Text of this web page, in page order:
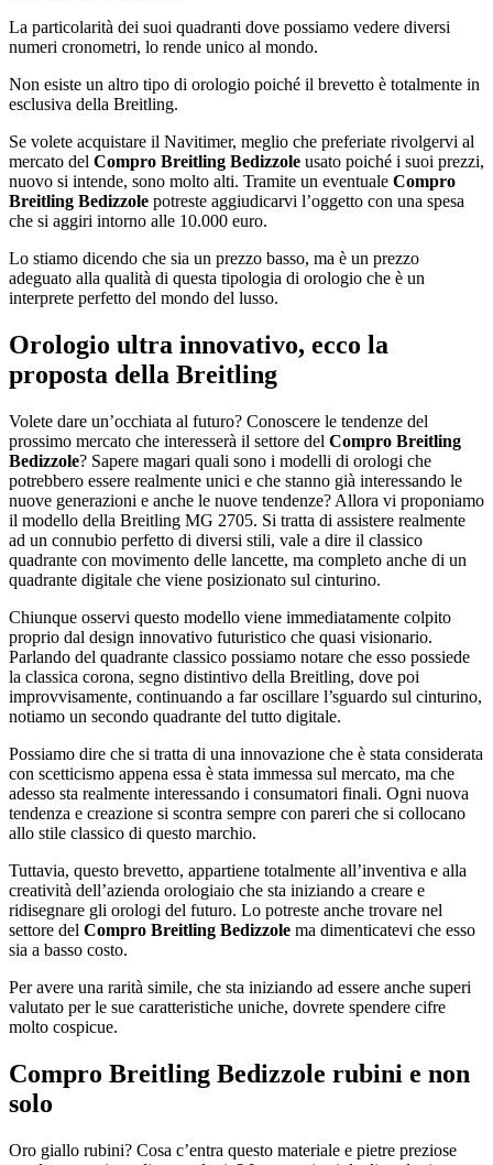
La particolarità dei suoi quadranti dove possiamo vedere diversi
numeri cronometri, lo rende unico al mondo.
Non esiste un altro tipo di orologio poiché il brevetto è totalmente in
esclusiva della Breitling.
Se volete acquistare il Navitimer, meglio che preferiate rivolgervi al
mercato del Compro Breitling Bedizzole usato poiché i suoi prezzi,
nuovo si intende, sono molto alti. Tramite un eventuale Compro
Breitling Bedizzole potreste aggiudicarvi l’oggetto con una spesa
che si aggiri intorno alle 10.000 euro.
Lo stiamo dicendo che sia un prezzo basso, ma è un prezzo
adeguato alla qualità di questa tipologia di orologio che è un
interprete perfetto del mondo del lusso.
Orologio ultra innovativo, ecco la
proposta della Breitling
Volete dare un’occhiata al futuro? Conoscere le tendenze del
prossimo mercato che interesserà il settore del Compro Breitling
Bedizzole? Sapere magari quali sono i modelli di orologi che
potrebbero essere realmente unici e che stanno già interessando le
nuove generazioni e anche le nuove tendenze? Allora vi proponiamo
il modello della Breitling MG 2705. Si tratta di assistere realmente
ad un connubio perfetto di diversi stili, vale a dire il classico
quadrante con movimento delle lancette, ma completo anche di un
quadrante digitale che viene posizionato sul cinturino.
Chiunque osservi questo modello viene immediatamente colpito
proprio dal design innovativo futuristico che quasi visionario.
Parlando del quadrante classico possiamo notare che esso possiede
la classica corona, segno distintivo della Breitling, dove poi
improvvisamente, continuando a far oscillare l’sguardo sul cinturino,
notiamo un secondo quadrante del tutto digitale.
Possiamo dire che si tratta di una innovazione che è stata considerata
con scetticismo appena essa è stata immessa sul mercato, ma che
adesso sta realmente interessando i consumatori finali. Ogni nuova
tendenza e creazione si scontra sempre con pareri che si collocano
allo stile classico di questo marchio.
Tuttavia, questo brevetto, appartiene totalmente all’inventiva e alla
creatività dell’azienda orologiaio che sta iniziando a creare e
ridisegnare gli orologi del futuro. Lo potreste anche trovare nel
settore del Compro Breitling Bedizzole ma dimenticatevi che esso
sia a basso costo.
Per avere una rarità simile, che sta iniziando ad essere anche superi
valutato per le sue caratteristiche uniche, dovrete spendere cifre
molto cospicue.
Compro Breitling Bedizzole rubini e non
solo
Oro giallo rubini? Cosa c’entra questo materiale e pietre preziose